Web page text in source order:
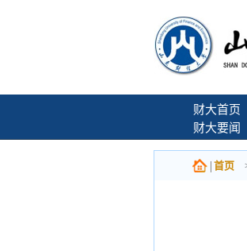
财大首页
财大要闻
首页